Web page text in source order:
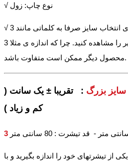
√ نوع چاپ: زول
√ برای انتخاب سایز صرفا به کلماتی مانند 3XL اکتفا نکنید بلکه اندازه
های زیر را مشاهده کنید. چرا که اندازه ی مثلا 3XL یک محصول با
محصول دیگر ممکن است متفاوت باشد.
بزرگ : تقریبا ± یک سانت (
کم و زیاد )
از تیشرتهای خود را اندازه بگیرید و با